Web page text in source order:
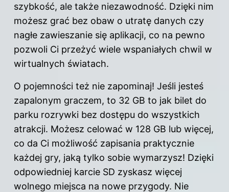
szybkość, ale także niezawodność. Dzięki nim
możesz grać bez obaw o utratę danych czy
nagłe zawieszanie się aplikacji, co na pewno
pozwoli Ci przeżyć wiele wspaniałych chwil w
wirtualnych światach.
O pojemności też nie zapominaj! Jeśli jesteś
zapalonym graczem, to 32 GB to jak bilet do
parku rozrywki bez dostępu do wszystkich
atrakcji. Możesz celować w 128 GB lub więcej,
co da Ci możliwość zapisania praktycznie
każdej gry, jaką tylko sobie wymarzysz! Dzięki
odpowiedniej karcie SD zyskasz więcej
wolnego miejsca na nowe przygody. Nie